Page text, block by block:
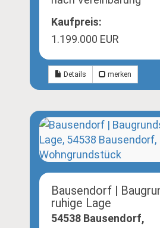
Kaufpreis:
1.199.000 EUR
Details merken
Bausendorf |
ruhige Lage
54538 Bausendorf,